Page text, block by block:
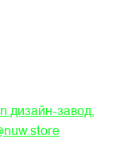
дизайн-завод,